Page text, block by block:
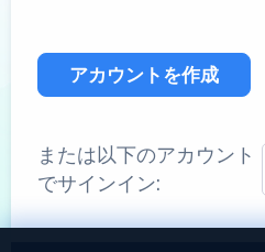
アカウントを作成
または以下のアカウント
でサインイン: